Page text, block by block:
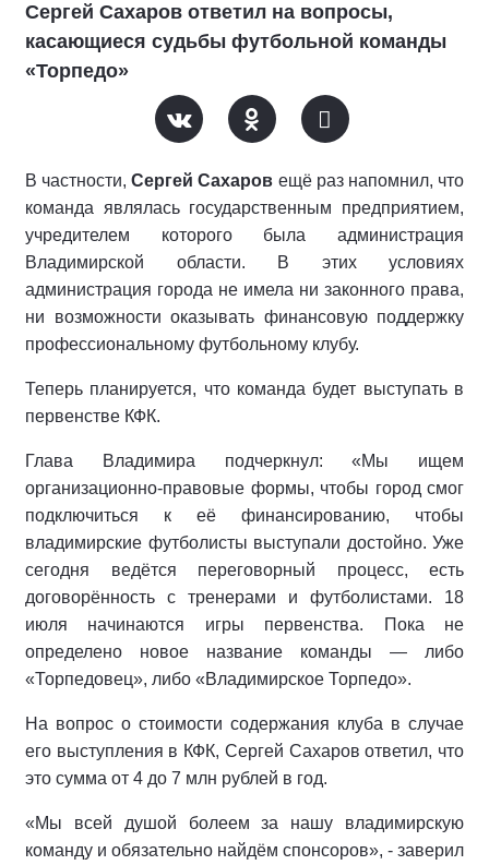
Сергей Сахаров ответил на вопросы,
касающиеся судьбы футбольной команды
«Торпедо»
В частности,Сергей Сахаров ещё раз напомнил, что
команда являлась государственным предприятием,
учредителем которого была администрация
Владимирской области. В этих условиях
администрация города не имела ни законного права,
ни возможности оказывать финансовую поддержку
профессиональному футбольному клубу.
Теперь планируется, что команда будет выступать в
первенстве КФК.
Глава Владимира подчеркнул: «Мы ищем
организационно-правовые формы, чтобы город смог
подключиться к её финансированию, чтобы
владимирские футболисты выступали достойно. Уже
сегодня ведётся переговорный процесс, есть
договорённость с тренерами и футболистами. 18
июля начинаются игры первенства. Пока не
определено новое название команды — либо
«Торпедовец», либо «Владимирское Торпедо».
На вопрос о стоимости содержания клуба в случае
его выступления в КФК, Сергей Сахаров ответил, что
это сумма от 4 до 7 млн рублей в год.
«Мы всей душой болеем за нашу владимирскую
команду и обязательно найдём спонсоров», - заверил